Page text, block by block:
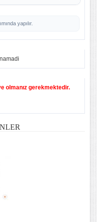
yapılır.
olmanız gerekmektedir.